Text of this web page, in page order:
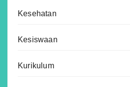
Kesehatan
Kesiswaan
Kurikulum